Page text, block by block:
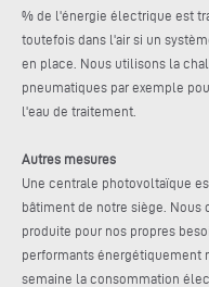
% de l'énergie électrique est
toutefois dans l'air si un
en place. Nous utilisons la
pneumatiques par exemple
l'eau de traitement.
Autres mesures
Une centrale photovoltaïque
bâtiment de notre siège. Nous
produite pour nos propres
performants énergétiquement
semaine la consommation